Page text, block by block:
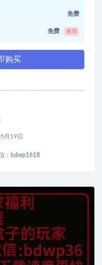
免费
免费 推荐
购买
月19日
：bdwp1618